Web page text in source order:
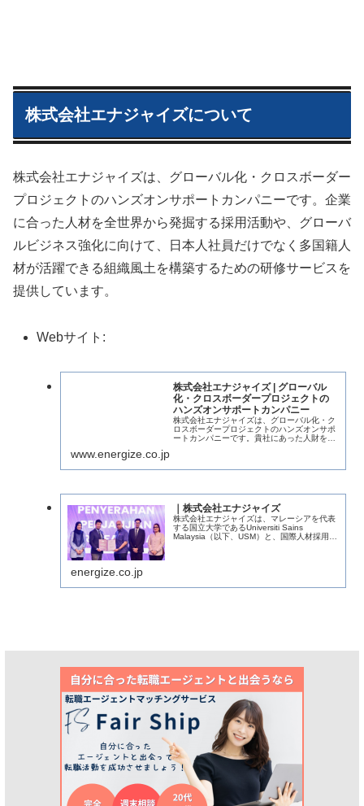
株式会社エナジャイズについて
株式会社エナジャイズは、グローバル化・クロスボーダー
プロジェクトのハンズオンサポートカンパニーです。企業
に合った人材を全世界から発掘する採用活動や、グローバ
ルビジネス強化に向けて、日本人社員だけでなく多国籍人
材が活躍できる組織風土を構築するための研修サービスを
提供しています。
Webサイト:
株式会社エナジャイズ | グローバル
化・クロスボーダープロジェクトの
ハンズオンサポートカンパニー
株式会社エナジャイズは、グローバル化・ク
ロスボーダープロジェクトのハンズオンサポ
ートカンパニーです。貴社にあった人財を全
www.energize.co.jp
｜株式会社エナジャイズ
株式会社エナジャイズは、マレーシアを代表
する国立大学であるUniversiti Sains
Malaysia（以下、USM）と、国際人材採用お
energize.co.jp